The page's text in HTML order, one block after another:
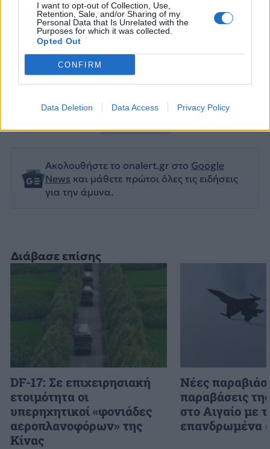
I want to opt-out of Collection, Use,
Retention, Sale, and/or Sharing of my
Personal Data that Is Unrelated with the
Purposes for which it was collected.
Opted Out
CONFIRM
Data Deletion Data Access Privacy Policy
Διάβασε επίσης
DF-17: Σε επιχειρησιακή
ετοιμότητα οι
υπερηχητικοί «φονιάδες
αεροπλανοφόρων» της
Κίνας
Νέες
παραβάσεις
στο Αιγαίο με
επανδρωμένα
Ακολουθήστε το onalert.gr στο Google
News και μάθετε πρώτοι όλες τις ειδήσεις
για την άμυνα.
ΑΝΕΑΔ ΒΟΗΘΗΜΑ ΠΕΡΙΚΟΠΕΣ
ΣΑΜΑΡΑΣ